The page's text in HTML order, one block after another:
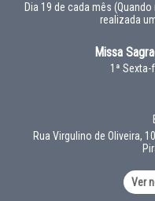
Dia 19 de cada mês
realizada
Missa
1ª
Rua Virgulino de Oliveira,
Ver